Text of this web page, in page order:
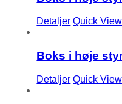
Detaljer Quick View
Boks i høje
Detaljer Quick View